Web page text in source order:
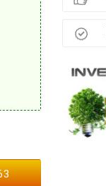
lượng